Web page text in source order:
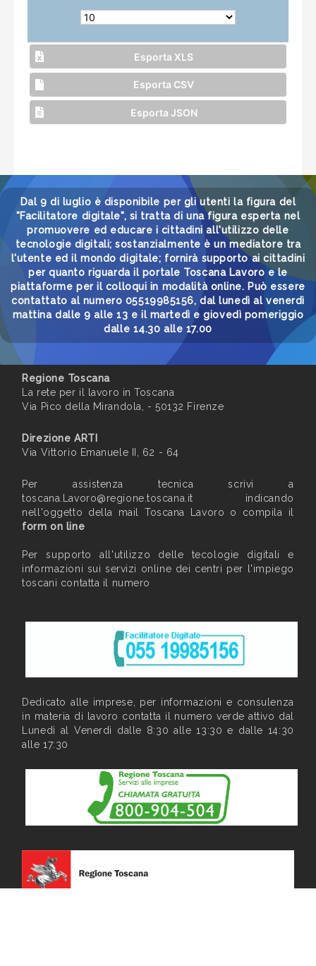
Esporta XLS
Esporta CSV
Esporta JSON
Dal 9 di luglio è disponibile per gli utenti la figura del
"Facilitatore digitale", si tratta di una figura esperta nel
promuovere ed educare i cittadini all'utilizzo delle
tecnologie digitali; sostanzialmente è un mediatore tra
l'utente ed il mondo digitale; fornirà supporto ai cittadini
per quanto riguarda il portale Toscana Lavoro e le
piattaforme per il colloqui in modalità online. Può essere
contattato al numero 05519985156, dal lunedì al venerdì
mattina dalle 9 alle 13 e il martedì e giovedì pomeriggio
dalle 14.30 alle 17.00
Regione Toscana
La rete per il lavoro in Toscana
Via Pico della Mirandola, - 50132 Firenze
Direzione ARTI
Via Vittorio Emanuele II, 62 - 64
Per assistenza tecnica scrivi a
toscana.Lavoro@regione.toscana.it indicando
nell'oggetto della mail Toscana Lavoro o compila il
form on line
Per supporto all'utilizzo delle tecologie digitali e
informazioni sui servizi online dei centri per l'impiego
toscani contatta il numero
Dedicato alle imprese, per informazioni e consulenza
in materia di lavoro contatta il numero verde attivo dal
Lunedì al Venerdì dalle 8:30 alle 13:30 e dalle 14:30
alle 17:30